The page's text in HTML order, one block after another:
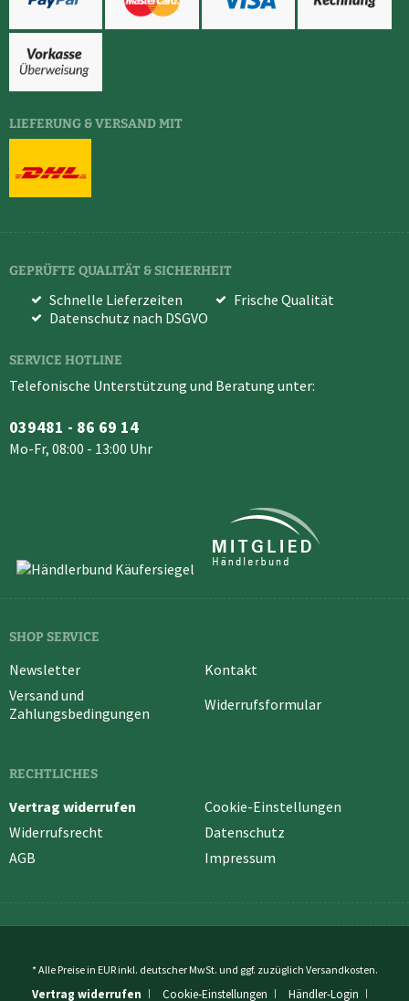
LIEFERUNG & VERSAND MIT
GEPRÜFTE QUALITÄT & SICHERHEIT
Schnelle Lieferzeiten
Frische Qualität
Datenschutz nach DSGVO
SERVICE HOTLINE
Telefonische Unterstützung und Beratung unter:
039481 - 86 69 14
Mo-Fr, 08:00 - 13:00 Uhr
SHOP SERVICE
Newsletter
Kontakt
Versand und
Zahlungsbedingungen
Widerrufsformular
RECHTLICHES
Vertrag widerrufen
Cookie-Einstellungen
Widerrufsrecht
Datenschutz
AGB
Impressum
* Alle Preise in EUR inkl. deutscher MwSt. und ggf. zuzüglich Versandkosten.
Vertrag widerrufen Cookie-Einstellungen Händler-Login